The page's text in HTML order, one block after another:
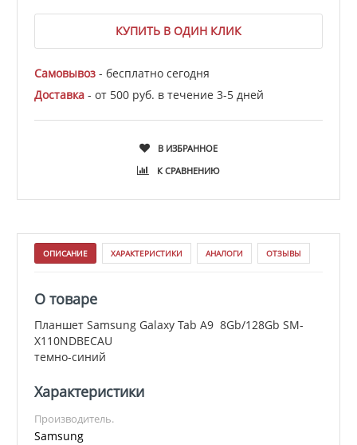
КУПИТЬ В ОДИН КЛИК
Самовывоз - бесплатно сегодня
Доставка - от 500 руб. в течение 3-5 дней
В ИЗБРАННОЕ
К СРАВНЕНИЮ
ОПИСАНИЕ ХАРАКТЕРИСТИКИ АНАЛОГИ ОТЗЫВЫ
О товаре
Планшет Samsung Galaxy Tab A9 8Gb/128Gb SM-
X110NDBECAU
темно-синий
Характеристики
Производитель.
Samsung